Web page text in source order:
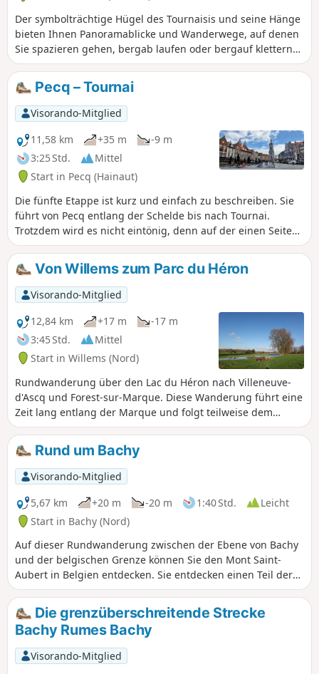
Der symbolträchtige Hügel des Tournaisis und seine Hänge
bieten Ihnen Panoramablicke und Wanderwege, auf denen
Sie spazieren gehen, bergab laufen oder bergauf klettern
können. Ihre Schritte führen Sie durch eine Landschaft mit
verstreuten Weilern und Bauernhöfen in Richtung Schelde
und ihrer Altarm (ehemaliger Flussbogen) von Léaucourt.
Sie werden eine zurückhaltende und bescheidene
Landschaft entdecken, die dennoch voller Charme ist.
Pecq – Tournai
Visorando-Mitglied
11,58 km
+35 m
-9 m
3:25 Std.
Mittel
Start in Pecq (Hainaut)
Die fünfte Etappe ist kurz und einfach zu beschreiben. Sie
führt von Pecq entlang der Schelde bis nach Tournai.
Trotzdem wird es nicht eintönig, denn auf der einen Seite
verläuft der Fluss, und auf der anderen Seite wechseln sich
abwechslungsreiche Landschaften ab. Und das Zentrum
von Tournai ist einen Besuch wert.
Von Willems zum Parc du Héron
Visorando-Mitglied
12,84 km
+17 m
-17 m
3:45 Std.
Mittel
Start in Willems (Nord)
Rundwanderung über den Lac du Héron nach Villeneuve-
d'Ascq und Forest-sur-Marque. Diese Wanderung führt eine
Zeit lang entlang der Marque und folgt teilweise dem
FernwanderwegGR® 121B.
Rund um Bachy
Visorando-Mitglied
5,67 km
+20 m -20 m 1:40 Std.
Leicht
Start in Bachy (Nord)
Auf dieser Rundwanderung zwischen der Ebene von Bachy
und der belgischen Grenze können Sie den Mont Saint-
Aubert in Belgien entdecken. Sie entdecken einen Teil der
Route von „Monique“, einer Widerstandskämpferin, die
Flieger zwischen Frankreich und der Stadt Rumegies in
Belgien schmuggelte.
Die grenzüberschreitende Strecke
Bachy Rumes Bachy
Visorando-Mitglied